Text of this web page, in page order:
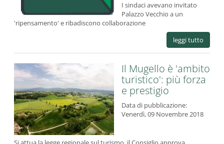
I sindaci avevano invitato
Palazzo Vecchio a un
'ripensamento' e ribadiscono collaborazione
leggi tutto
Il Mugello è 'ambito
turistico': più forza
e prestigio
Data di pubblicazione:
Venerdì, 09 Novembre 2018